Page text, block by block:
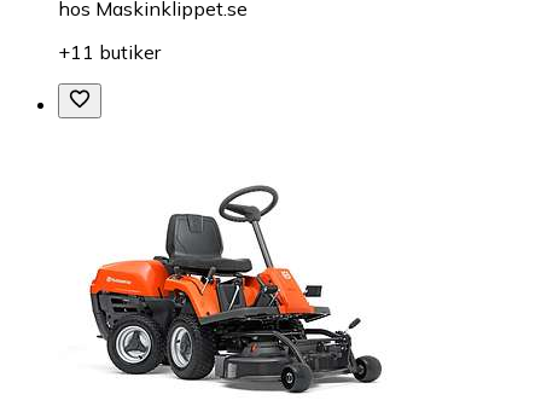
hos Maskinklippet.se
+11 butiker